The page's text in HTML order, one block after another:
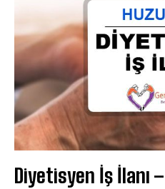
Diyetisyen İş İlanı